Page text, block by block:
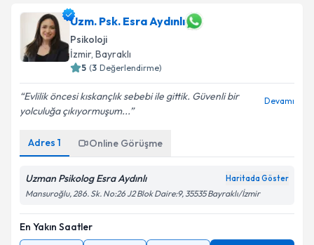
Uzm. Psk. Esra Aydınlı
Psikoloji
İzmir, Bayraklı
5 (3 Değerlendirme)
Evlilik öncesi kıskançlık sebebi ile gittik. Güvenli bir
yolculuğa çıkıyormuşum...
Devamı
Adres 1 Online Görüşme
Uzman Psikolog Esra Aydınlı Haritada Göster
Mansuroğlu, 286. Sk. No:26 J2 Blok Daire:9, 35535 Bayraklı/İzmir
En Yakın Saatler